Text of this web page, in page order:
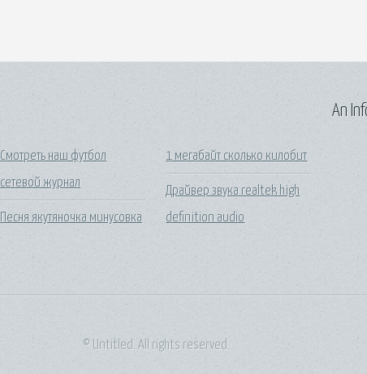
Смотреть наш футбол
сетевой журнал
Песня якутяночка минусовка
1 мегабайт сколько килобит
Драйвер звука realtek high
definition audio
An
© Untitled. All rights reserved.